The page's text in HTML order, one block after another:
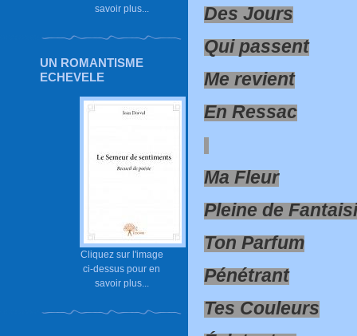
savoir plus...
UN ROMANTISME
ECHEVELE
Cliquez sur l'image
ci-dessus pour en
savoir plus...
Des Jours
Qui passent
Me revient
En Ressac
Ma Fleur
Pleine de
Ton Parfum
Pénétrant
Tes Couleurs